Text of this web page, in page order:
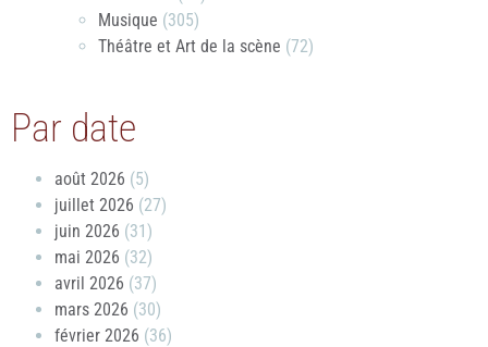
Musique (305)
Théâtre et Art de la scène (72)
Par date
août 2026 (5)
juillet 2026 (27)
juin 2026 (31)
mai 2026 (32)
avril 2026 (37)
mars 2026 (30)
février 2026 (36)